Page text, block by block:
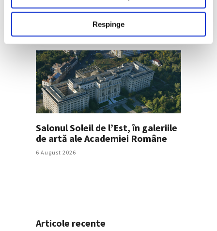
Respinge
6 August 2026
Salonul Soleil de l’Est, în galeriile
de artă ale Academiei Române
6 August 2026
Articole recente